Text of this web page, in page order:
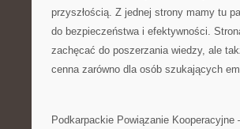
przyszłością. Z jednej strony mamy tu
do bezpieczeństwa i efektywności.
zachęcać do poszerzania wiedzy, ale
cenna zarówno dla osób szukających
Podkarpackie Powiązanie